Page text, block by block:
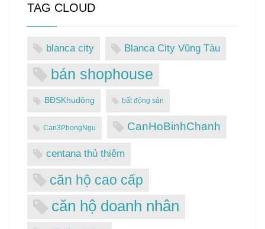
TAG CLOUD
blanca city Blanca City Vũng Tàu
bán shophouse
BĐSKhuđông bất động sản
Can3PhongNgu CanHoBinhChanh
centana thủ thiêm
căn hộ cao cấp
căn hộ doanh nhân